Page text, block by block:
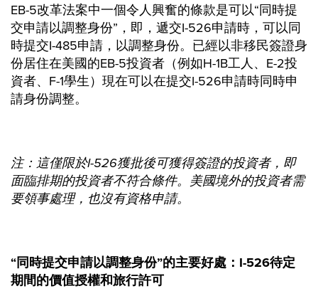
EB-5改革法案中一個令人興奮的條款是可以“同時提
交申請以調整身份”，即，遞交I-526申請時，可以同
時提交I-485申請，以調整身份。已經以非移民簽證身
份居住在美國的EB-5投資者（例如H-1B工人、E-2投
資者、F-1學生）現在可以在提交I-526申請時同時申
請身份調整。
注：這僅限於I-526獲批後可獲得簽證的投資者，即
面臨排期的投資者不符合條件。美國境外的投資者需
要領事處理，也沒有資格申請。
“同時提交申請以調整身份”的主要好處： I-526待定
期間的價值授權和旅行許可